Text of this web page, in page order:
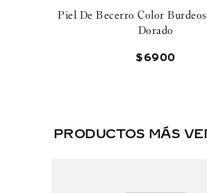
Piel De Becerro Color
Dorado
$6900
PRODUCTOS MÁS